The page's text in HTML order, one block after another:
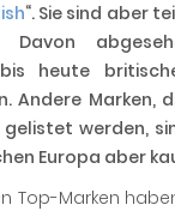
“. Sie sind aber
Davon
bis heute
Andere Marken,
werden,
Europa aber
Top-Marken